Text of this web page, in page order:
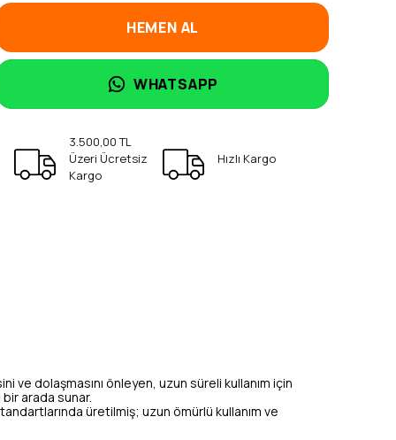
HEMEN AL
WHATSAPP
3.500,00 TL
Üzeri Ücretsiz
Kargo
Hızlı Kargo
ve dolaşmasını önleyen, uzun süreli kullanım için
arada sunar.
üretilmiş; uzun ömürlü kullanım ve